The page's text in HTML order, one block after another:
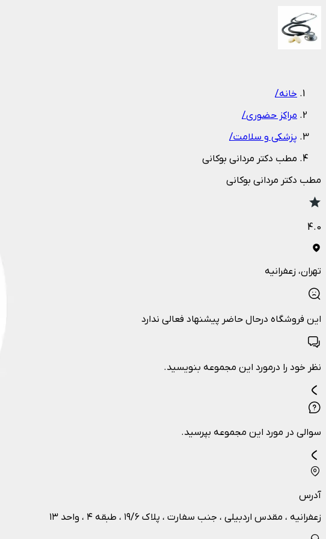
خانه/
مراکز حضوری/
پزشکی و سلامت/
مطب دکتر مردانی بوکانی
مطب دکتر مردانی بوکانی
4.0
تهران، زعفرانیه
این فروشگاه درحال حاضر پیشنهاد فعالی ندارد
نظر خود را درمورد این مجموعه بنویسید.
سوالی در مورد این مجموعه بپرسید.
آدرس
زعفرانیه ، مقدس اردبیلی ، جنب سفارت ، پلاک ۱۹/۶ ، طبقه ۴ ، واحد ۱۳